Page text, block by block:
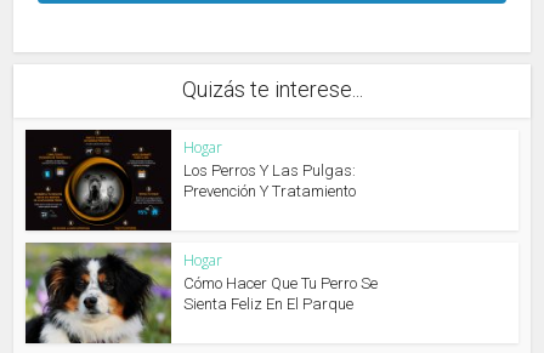
Quizás te interese...
Hogar
Los Perros Y Las Pulgas:
Prevención Y Tratamiento
Hogar
Cómo Hacer Que Tu Perro Se
Sienta Feliz En El Parque